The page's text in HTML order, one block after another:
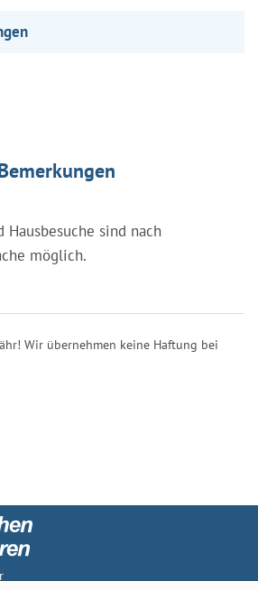
sind nach
möglich.
Wir übernehmen keine Haftung bei